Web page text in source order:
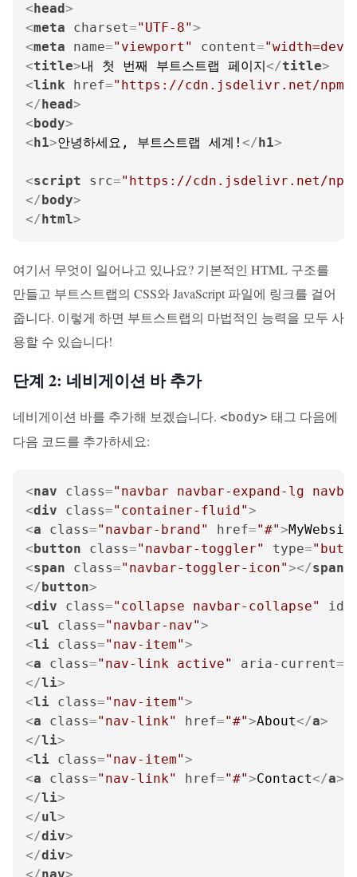
<head>
<meta charset="UTF-8">
<meta name="viewport" content=
<title>내 첫 번째 부트스트랩 페이지</title>
<link href="https://cdn.jsdelivr.net/npm/
</head>
<body>
<h1>안녕하세요, 부트스트랩 세계! </h1>
<script src="https://cdn.jsdelivr.net/
</body>
</html>
여기서 무엇이 일어나고 있나요? 기본적인 HTML 구조를
만들고 부트스트랩의 CSS와 JavaScript 파일에 링크를 걸어
줍니다. 이렇게 하면 부트스트랩의 마법적인 능력을 모두 사
용할 수 있습니다!
단계 2: 네비게이션 바 추가
네비게이션 바를 추가해 보겠습니다. <body> 태그 다음에
다음 코드를 추가하세요:
<nav class="navbar navbar-expand-lg
<div class="container-fluid">
<a class="navbar-brand" href="#">
<button class="navbar-toggler" type=
<span class="navbar-toggler-icon"></span
</button>
<div class="collapse navbar-collapse" id
<ul class="navbar-nav">
<li class="nav-item">
<a class="nav-link active" aria-current=
</li>
<li class="nav-item">
<a class="nav-link" href="#">About</a>
</li>
<li class="nav-item">
<a class="nav-link" href="#">Contact</a>
</li>
</ul>
</div>
</div>